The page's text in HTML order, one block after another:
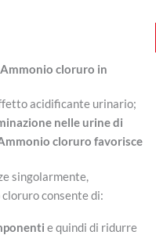
cloruro in
acidificante urinario;
nelle urine di
cloruro favorisce
singolarmente,
consente di:
e quindi di ridurre